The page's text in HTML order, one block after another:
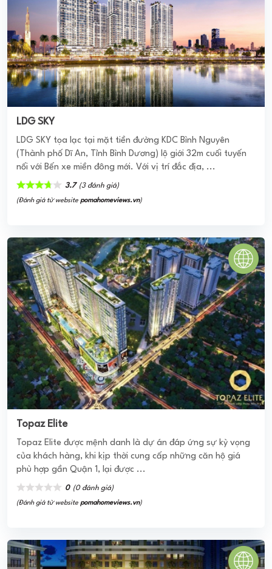
LDG SKY
LDG SKY tọa lạc tại mặt tiền đường KDC Bình Nguyên
(Thành phố Dĩ An, Tỉnh Bình Dương) lộ giới 32m cuối tuyến
nối với Bến xe miền đông mới. Với vị trí đắc địa, ...
3.7 (3 đánh giá)
(Đánh giá từ website pomahomeviews.vn)
Topaz Elite
Topaz Elite được mệnh danh là dự án đáp ứng sự kỳ vọng
của khách hàng, khi kịp thời cung cấp những căn hộ giá
phù hợp gần Quận 1, lại được ...
0 (0 đánh giá)
(Đánh giá từ website pomahomeviews.vn)